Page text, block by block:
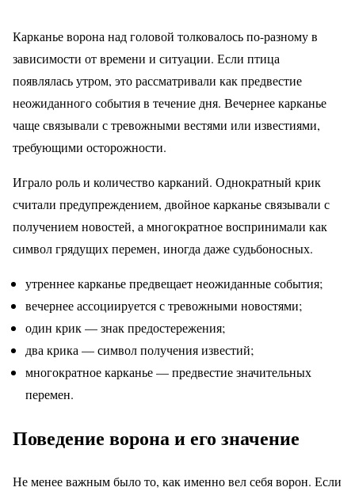
Карканье ворона над головой толковалось по-разному в
зависимости от времени и ситуации. Если птица
появлялась утром, это рассматривали как предвестие
неожиданного события в течение дня. Вечернее карканье
чаще связывали с тревожными вестями или известиями,
требующими осторожности.
Играло роль и количество карканий. Однократный крик
считали предупреждением, двойное карканье связывали с
получением новостей, а многократное воспринимали как
символ грядущих перемен, иногда даже судьбоносных.
утреннее карканье предвещает неожиданные события;
вечернее ассоциируется с тревожными новостями;
один крик — знак предостережения;
два крика — символ получения известий;
многократное карканье — предвестие значительных
перемен.
Поведение ворона и его значение
Не менее важным было то, как именно вел себя ворон. Если